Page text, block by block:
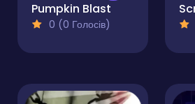
Pumpkin Blast
0 (0 Голосів)